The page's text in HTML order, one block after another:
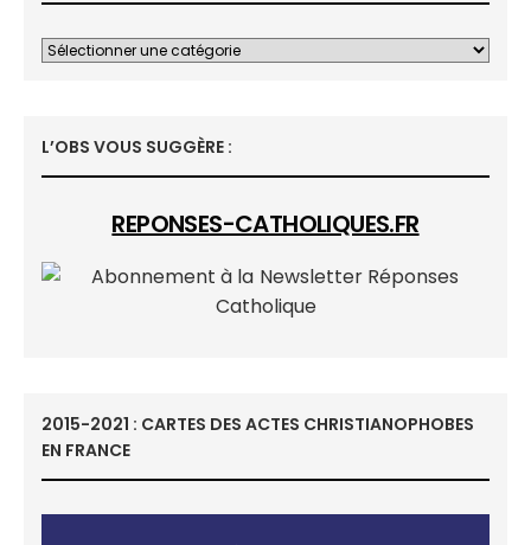
L’OBS VOUS SUGGÈRE :
REPONSES-CATHOLIQUES.FR
2015-2021 : CARTES DES ACTES CHRISTIANOPHOBES
EN FRANCE